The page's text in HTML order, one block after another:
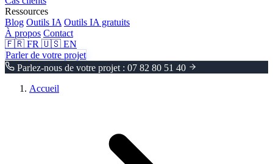
Ressources
Blog Outils IA Outils IA gratuits
À propos Contact
🇫🇷 FR 🇺🇸 EN
Parler de votre projet
Parlez-nous de votre projet : 07 82 80 51 40
Accueil